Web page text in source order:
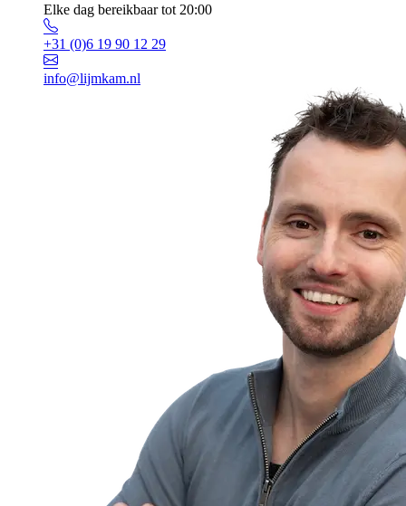
Elke dag bereikbaar tot 20:00
+31 (0)6 19 90 12 29
info@lijmkam.nl